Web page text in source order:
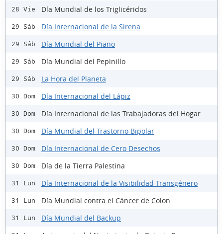
28 Vie Día Mundial de los Triglicéridos
29 Sáb Día Internacional de la Sirena
29 Sáb Día Mundial del Piano
29 Sáb Día Mundial del Pepinillo
29 Sáb La Hora del Planeta
30 Dom Día Internacional del Lápiz
30 Dom Día Internacional de las Trabajadoras del Hogar
30 Dom Día Mundial del Trastorno Bipolar
30 Dom Día Internacional de Cero Desechos
30 Dom Día de la Tierra Palestina
31 Lun Día Internacional de la Visibilidad Transgénero
31 Lun Día Mundial contra el Cáncer de Colon
31 Lun Día Mundial del Backup